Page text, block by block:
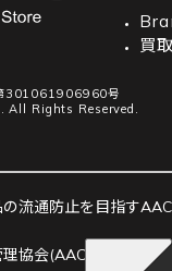
301061906960号
Rights Reserved.
買
流通防止を目指す
協会(AACD)は、並